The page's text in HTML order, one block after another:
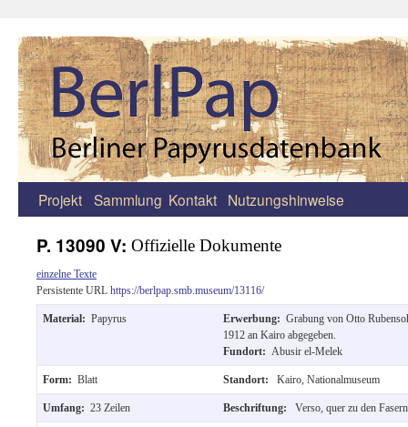
Zum
springen
Projekt Sammlung Kontakt Nutzungshinweise
P. 13090 V: Offizielle Dokumente
einzelne Texte
Persistente URL https://berlpap.smb.museum/13116/
Material: Papyrus Erwerbung: Grabung von Otto
1912 an Kairo abgegeben.
Fundort: Abusir el-Melek
Form: Blatt Standort: Kairo, Nationalmuseum
Umfang: 23 Zeilen Beschriftung: Verso, quer zu den Fasern